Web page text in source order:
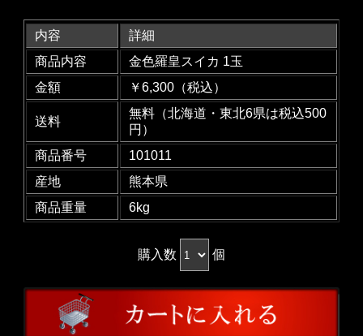
内容
詳細
商品内容
金色羅皇スイカ 1玉
金額
￥6,300（税込）
送料
無料（北海道・東北6県は税込500
円）
商品番号
101011
産地
熊本県
商品重量
6kg
購入数 個